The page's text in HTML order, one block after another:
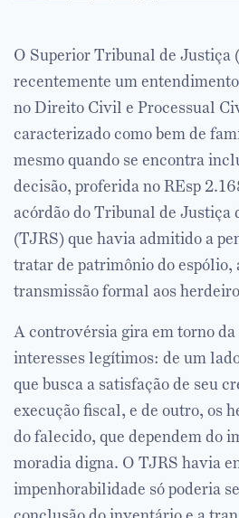
O Superior Tribunal de Justiça
recentemente um
no Direito Civil e Processual
caracterizado como bem de
mesmo quando se encontra
decisão, proferida no REsp
acórdão do Tribunal de Justiça
(TJRS) que havia admitido a
tratar de patrimônio do espólio,
transmissão formal aos
A controvérsia gira em torno
interesses legítimos: de um
que busca a satisfação de seu
execução fiscal, e de outro, os
do falecido, que dependem do
moradia digna. O TJRS havia
impenhorabilidade só poderia